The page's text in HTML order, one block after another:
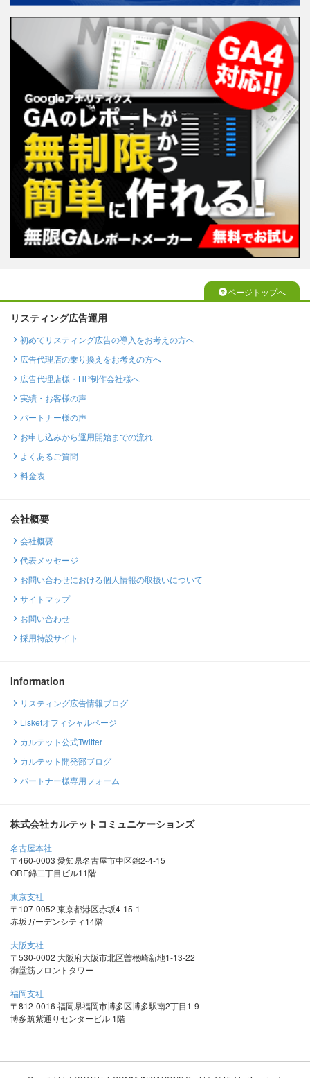
ページトップへ
リスティング広告運用
初めてリスティング広告の導入をお考えの方へ
広告代理店の乗り換えをお考えの方へ
広告代理店様・HP制作会社様へ
実績・お客様の声
パートナー様の声
お申し込みから運用開始までの流れ
よくあるご質問
料金表
会社概要
会社概要
代表メッセージ
お問い合わせにおける個人情報の取扱いについて
サイトマップ
お問い合わせ
採用特設サイト
Information
リスティング広告情報ブログ
Lisketオフィシャルページ
カルテット公式Twitter
カルテット開発部ブログ
パートナー様専用フォーム
株式会社カルテットコミュニケーションズ
名古屋本社
〒460-0003 愛知県名古屋市中区錦2-4-15
ORE錦二丁目ビル11階
東京支社
〒107-0052 東京都港区赤坂4-15-1
赤坂ガーデンシティ14階
大阪支社
〒530-0002 大阪府大阪市北区曽根崎新地1-13-22
御堂筋フロントタワー
福岡支社
〒812-0016 福岡県福岡市博多区博多駅南2丁目1-9
博多筑紫通りセンタービル 1階